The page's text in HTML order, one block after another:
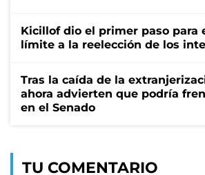
Kicillof dio el primer paso para
límite a la reelección de los
Tras la caída de la
ahora advierten que podría
en el Senado
TU COMENTARIO